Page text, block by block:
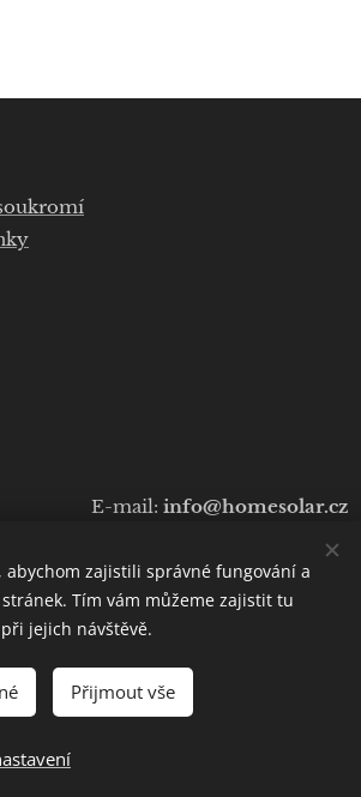
DO KOŠÍKU
E-mail: info@homesolar.cz
+420 777 075 010
Copyright © 2020 Luboš Prokop
Cookies
abychom zajistili správné fungování a
Tím vám můžeme zajistit tu
jejich návštěvě.
Přijmout vše